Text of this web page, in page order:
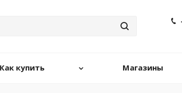
Как купить Магазины